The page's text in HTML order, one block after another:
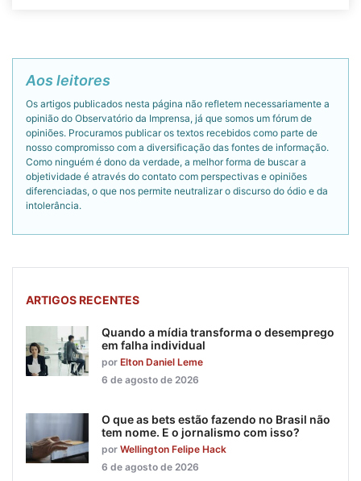
Aos leitores
Os artigos publicados nesta página não refletem necessariamente a
opinião do Observatório da Imprensa, já que somos um fórum de
opiniões. Procuramos publicar os textos recebidos como parte de
nosso compromisso com a diversificação das fontes de informação.
Como ninguém é dono da verdade, a melhor forma de buscar a
objetividade é através do contato com perspectivas e opiniões
diferenciadas, o que nos permite neutralizar o discurso do ódio e da
intolerância.
ARTIGOS RECENTES
Quando a mídia transforma o desemprego
em falha individual
por Elton Daniel Leme
6 de agosto de 2026
O que as bets estão fazendo no Brasil não
tem nome. E o jornalismo com isso?
por Wellington Felipe Hack
6 de agosto de 2026